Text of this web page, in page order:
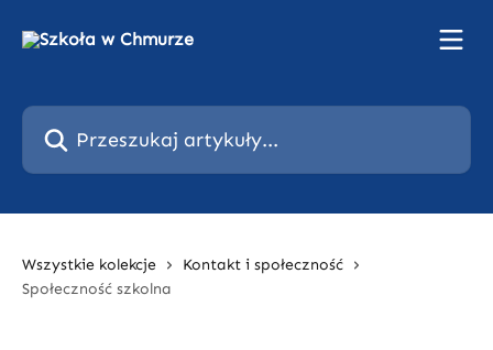
Przeszukaj artykuły...
Wszystkie kolekcje
Kontakt i społeczność
Społeczność szkolna